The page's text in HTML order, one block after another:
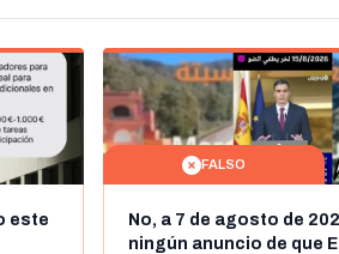
este
FALSO
No, a 7 de agosto de
ningún anuncio de que